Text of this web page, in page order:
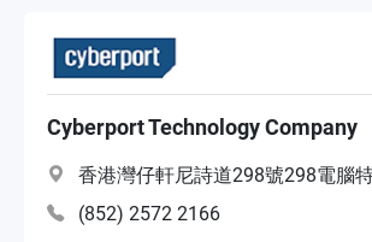
Cyberport Technology Company
香港灣仔軒尼詩道298號298電腦
(852) 2572 2166